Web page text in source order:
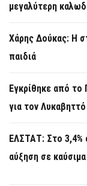
μεγαλύτερη
Χάρης Δούκας: Η
παιδιά
Εγκρίθηκε από το
για τον
ΕΛΣΤΑΤ: Στο 3,4%
αύξηση σε καύσιμα